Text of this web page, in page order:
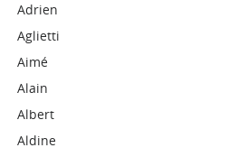
Adrien
Aglietti
Aimé
Alain
Albert
Aldine